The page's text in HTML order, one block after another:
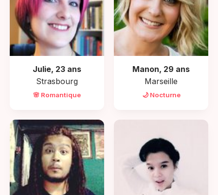
Julie, 23 ans
Strasbourg
🌸 Romantique
Manon, 29 ans
Marseille
🌙 Nocturne